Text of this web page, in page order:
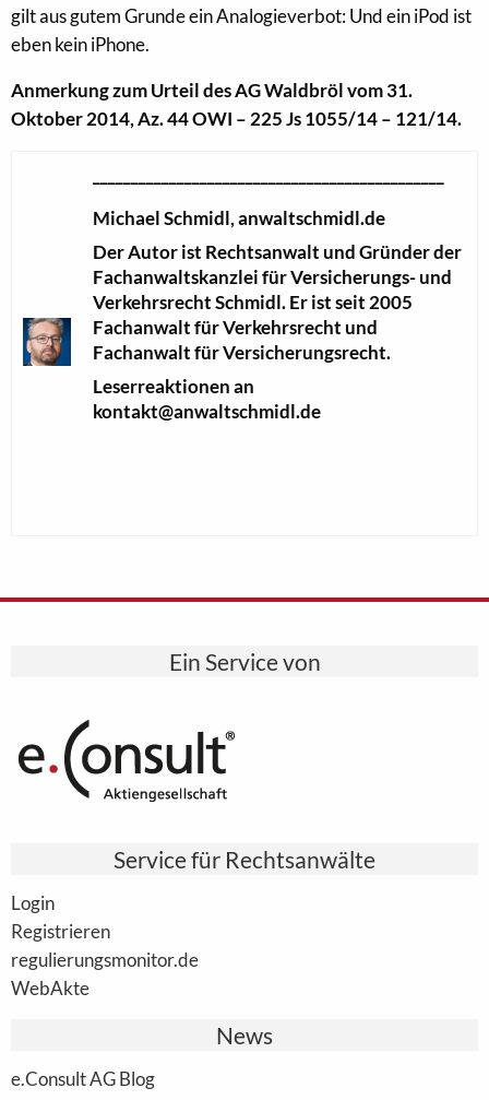
gilt aus gutem Grunde ein Analogieverbot: Und ein iPod ist
eben kein iPhone.
Anmerkung zum Urteil des AG Waldbröl vom 31.
Oktober 2014, Az. 44 OWI – 225 Js 1055/14 – 121/14.
Michael Schmidl, anwaltschmidl.de
Der Autor ist Rechtsanwalt und Gründer der
Fachanwaltskanzlei für Versicherungs- und
Verkehrsrecht Schmidl.Er ist seit 2005
Fachanwalt für Verkehrsrecht und
Fachanwalt für Versicherungsrecht.
Leserreaktionen an
kontakt@anwaltschmidl.de
Ein Service von
Service für Rechtsanwälte
Login
Registrieren
regulierungsmonitor.de
WebAkte
News
e.Consult AG Blog